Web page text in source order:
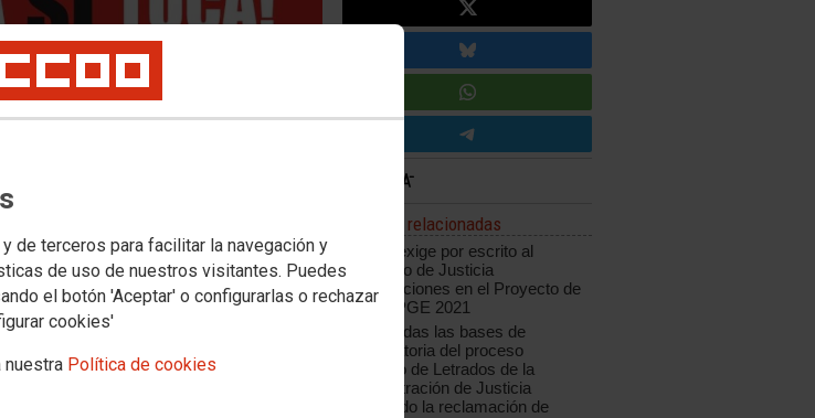
de terceros para facilitar la navegación y
de uso de nuestros visitantes. Puedes
el botón 'Aceptar' o configurarlas o rechazar
cookies'
nuestra Política de cookies
Noticias relacionadas
CCOO exige por escrito al
Ministerio de Justicia
modificaciones en el Proyecto de
Ley de PGE 2021
Modificadas las bases de
convocatoria del proceso
selectivo de Letrados de la
Administración de Justicia
aceptando la reclamación de